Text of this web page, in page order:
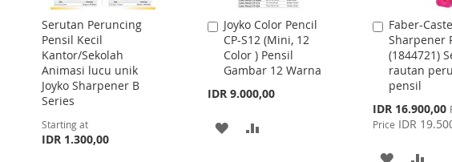
Serutan Peruncing
Pensil Kecil
Kantor/Sekolah
Animasi lucu unik
Joyko Sharpener B
Series
Starting at
IDR 1.300,00
Joyko Color Pencil
CP-S12 (Mini, 12
Color ) Pensil
Gambar 12 Warna
IDR 9.000,00
Add
to
Cart
ADD
Faber-
Sharpener
(1844721)
rautan
pensil
Special
Price
IDR 16.900,00
Price IDR
Add
to
Cart
ADD